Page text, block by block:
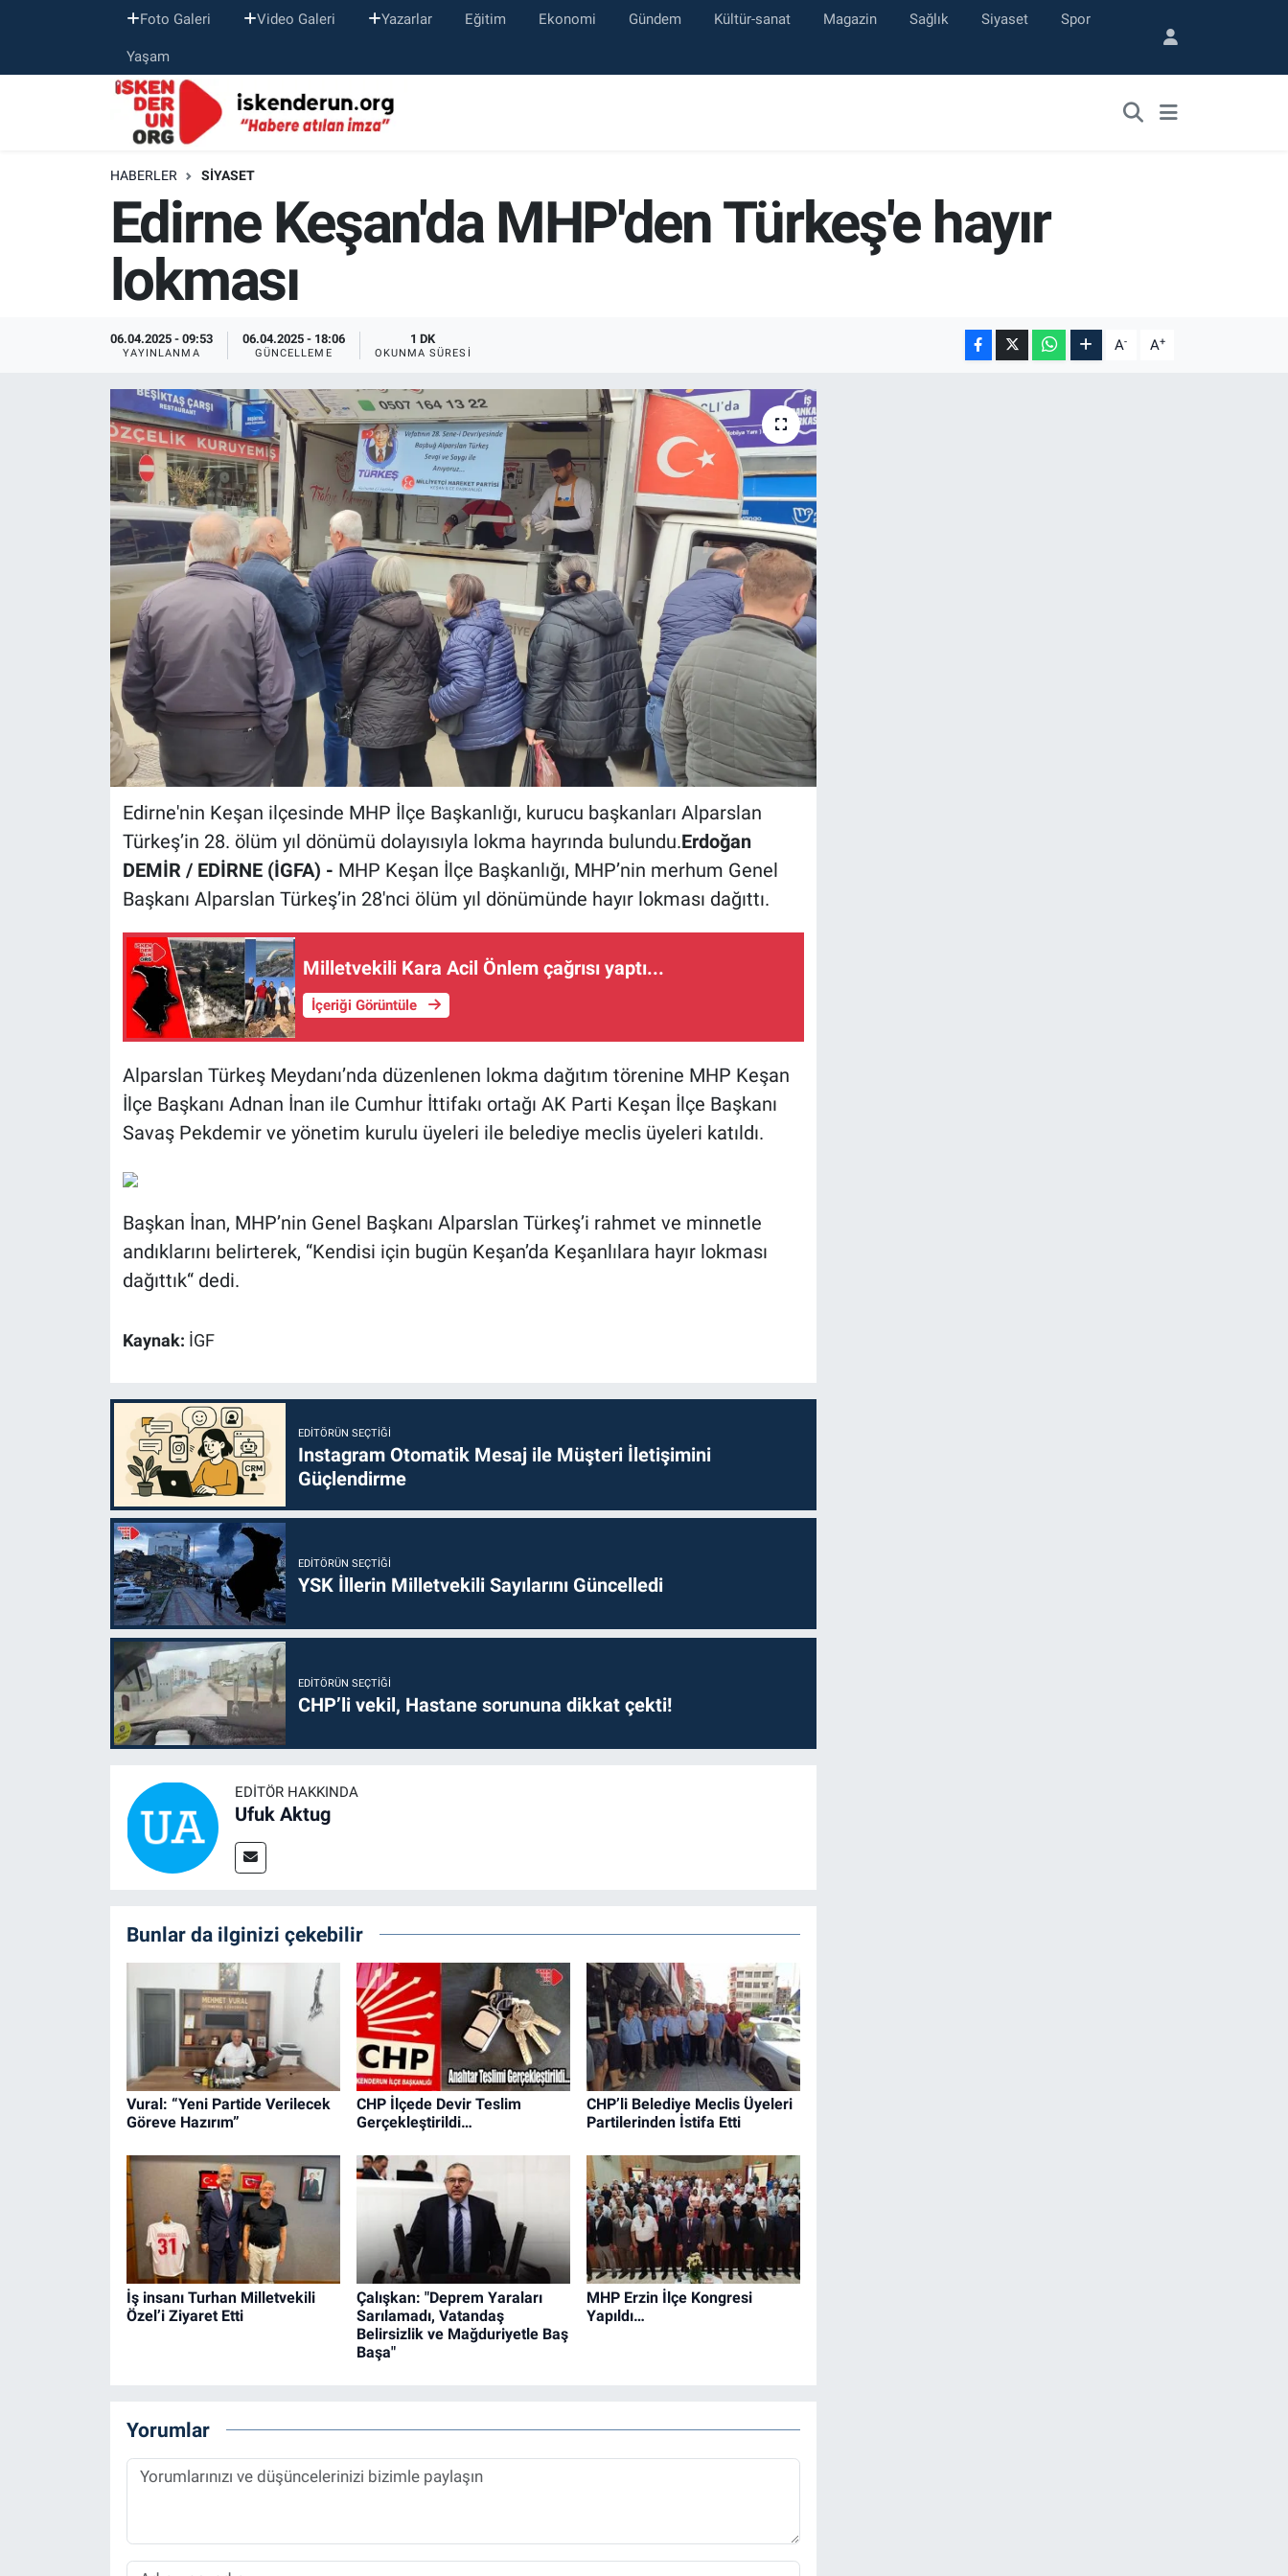
Foto Galeri Video Galeri Yazarlar Eğitim Ekonomi Gündem Kültür-sanat Magazin Sağlık Siyaset Spor
Yaşam
HABERLER SIYASET
Edirne Keşan'da MHP'den Türkeş'e hayır
lokması
06.04.2025 - 09:53
YAYINLANMA
06.04.2025 - 18:06
GÜNCELLEME
1 DK
OKUNMA SÜRESI A- A+
Edirne'nin Keşan ilçesinde MHP İlçe Başkanlığı, kurucu başkanları Alparslan
Türkeş’in 28. ölüm yıl dönümü dolayısıyla lokma hayrında bulundu.Erdoğan
DEMİR / EDİRNE (İGFA) - MHP Keşan İlçe Başkanlığı, MHP’nin merhum Genel
Başkanı Alparslan Türkeş’in 28'nci ölüm yıl dönümünde hayır lokması dağıttı.
Milletvekili Kara Acil Önlem çağrısı yaptı...
İçeriği Görüntüle
Alparslan Türkeş Meydanı’nda düzenlenen lokma dağıtım törenine MHP Keşan
İlçe Başkanı Adnan İnan ile Cumhur İttifakı ortağı AK Parti Keşan İlçe Başkanı
Savaş Pekdemir ve yönetim kurulu üyeleri ile belediye meclis üyeleri katıldı.
Başkan İnan, MHP’nin Genel Başkanı Alparslan Türkeş’i rahmet ve minnetle
andıklarını belirterek, “Kendisi için bugün Keşan’da Keşanlılara hayır lokması
dağıttık“ dedi.
Kaynak: İGF
EDITÖRÜN SEÇTIĞI
Instagram Otomatik Mesaj ile Müşteri İletişimini
Güçlendirme
EDITÖRÜN SEÇTIĞI
YSK İllerin Milletvekili Sayılarını Güncelledi
EDITÖRÜN SEÇTIĞI
CHP’li vekil, Hastane sorununa dikkat çekti!
EDITÖR HAKKINDA
Ufuk Aktug
Bunlar da ilginizi çekebilir
Vural: “Yeni Partide Verilecek
Göreve Hazırım”
CHP İlçede Devir Teslim
Gerçekleştirildi…
CHP’li Belediye Meclis Üyeleri
Partilerinden İstifa Etti
İş insanı Turhan Milletvekili
Özel’i Ziyaret Etti
Çalışkan: "Deprem Yaraları
Sarılamadı, Vatandaş
Belirsizlik ve Mağduriyetle Baş
Başa"
MHP Erzin İlçe Kongresi
Yapıldı…
Yorumlar